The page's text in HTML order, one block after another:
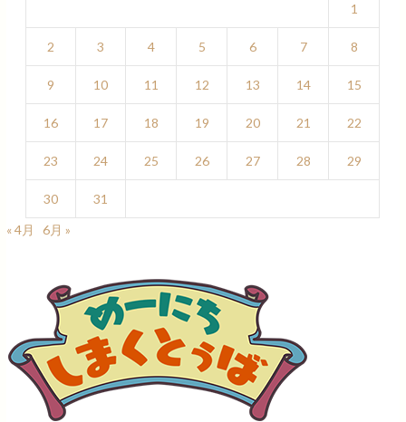
1
2 3 4 5 6 7 8
9 10 11 12 13 14 15
16 17 18 19 20 21 22
23 24 25 26 27 28 29
30
31
« 4月
6月 »